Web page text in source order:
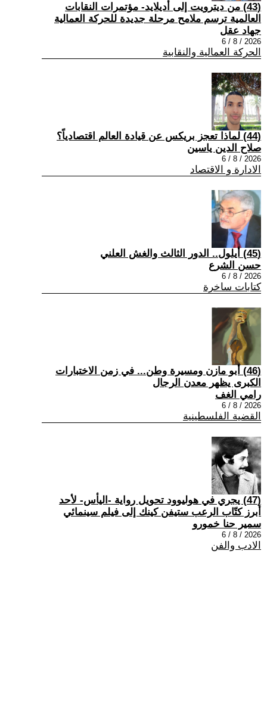
(43) من ديترويت إلى أديلايد- مؤتمرات النقابات
العالمية ترسم ملامح مرحلة جديدة للحركة العمالية
جهاد عقل
2026 / 8 / 6
الحركة العمالية والنقابية
(44) لماذا تعجز بريكس عن قيادة العالم اقتصادياً؟
صلاح الدين ياسين
2026 / 8 / 6
الادارة و الاقتصاد
(45) أيلول.. الدور الثالث والغش العلني
حسن الشرع
2026 / 8 / 6
كتابات ساخرة
(46) أبو مازن ومسيرة وطن... في زمن الاختبارات
الكبرى يظهر معدن الرجال
رامي الغف
2026 / 8 / 6
القضية الفلسطينية
(47) يجري في هوليوود تحويل رواية -اليأس- لأحد
أبرز كتّاب الرعب ستيفن كينك إلى فيلم سينمائي
سمير حنا خمورو
2026 / 8 / 6
الادب والفن